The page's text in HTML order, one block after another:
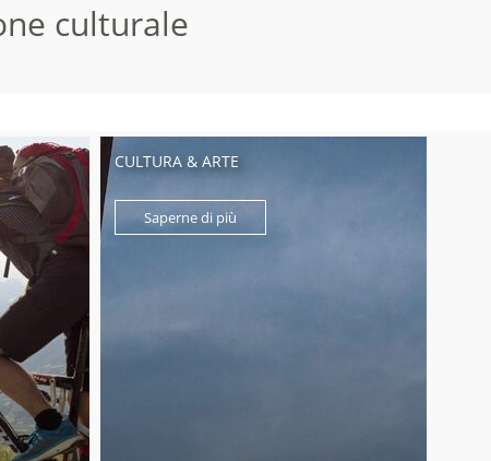
culturale
CULTURA & ARTE
Saperne di più